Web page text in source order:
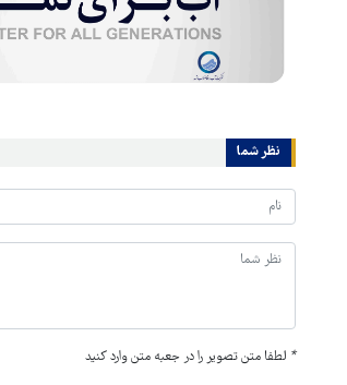
نظر شما
* لطفا متن تصویر را در جعبه متن وارد کنید